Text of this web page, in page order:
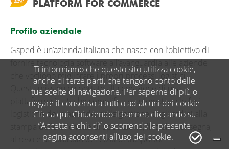
PLATFORM FOR COMMERCE
Profilo aziendale
Gsped è un’azienda italiana che nasce con l’obiettivo di
fornire tecnologia software all’avanguardia alle aziende
che vogliono migliorare i propri processi logistici.
Questa mission ha portato alla creazione di una
piattaforma SaaS che semplifica e automatizza le fasi
logistiche delle aziende, dalla gestione degli ordini alla
stampa delle etichette di spedizione, fino alla consegna,
al reso e al controllo dei costi di trasporto.
Ti informiamo che questo sito utilizza cookie,
anche di terze parti, che tengono conto delle
tue scelte di navigazione. Per saperne di più o
negare il consenso a tutti o ad alcuni dei cookie
Clicca qui. Chiudendo il banner, cliccando su
“Accetta e chiudi” o scorrendo la presente
pagina acconsenti all’uso dei cookie.